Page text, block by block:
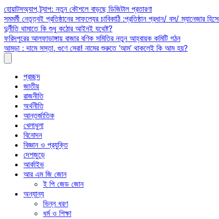
Skip
to
content
হোয়াটসঅ্যাপ ট্র্যাপ: নতুন কৌশলে বাড়ছে ডিজিটাল প্রতারণা
সমমর্মী নেতৃত্বই প্রতিষ্ঠানের সাফল্যের চাবিকাঠি :প্রতিষ্ঠান প্রধান/ বস/ ম্যানেজার
দুর্নীতি থামাতে কি শুধু কঠোর আইনই যথেষ্ট?
ফরিদপুরের আলফাডাঙ্গায় বাজার বণিক সমিতির নতুন আহ্বায়ক কমিটি গঠন
আমড়া : দামে সস্তা, গুণে সেরা! নামের শুরুতে ‘আম’ থাকলেই কি আম হয়?
প্রচ্ছদ
জাতীয়
রাজনীতি
অর্থনীতি
আন্তর্জাতিক
খেলাধুলা
বিনোদন
বিজ্ঞান ও প্রযুক্তি
দেশজুড়ে
আর্কাইভ
আর এম জি জোন
ই পি জেড জোন
অন্যান্য
ভিন্ন ধরণ
ধর্ম ও শিক্ষা